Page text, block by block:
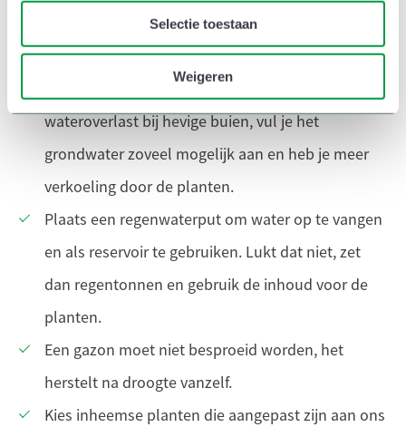
kunnen deze gegevens combineren met andere informatie die
u aan ze heeft verstrekt of die ze hebben verzameld op basis
van uw gebruik van hun services.
Selectie toestaan
Weigeren
laten en te bufferen.
Een watervriendelijke tuin heeft minder
verharding en meer groen. Zo beperk je
wateroverlast bij hevige buien, vul je het
grondwater zoveel mogelijk aan en heb je meer
verkoeling door de planten.
Plaats een regenwaterput om water op te vangen
en als reservoir te gebruiken. Lukt dat niet, zet
dan regentonnen en gebruik de inhoud voor de
planten.
Een gazon moet niet besproeid worden, het
herstelt na droogte vanzelf.
Kies inheemse planten die aangepast zijn aan ons